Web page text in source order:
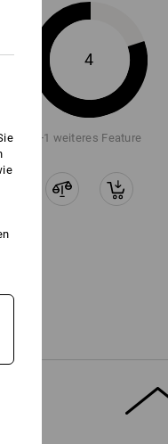
4
+1 weiteres Feature